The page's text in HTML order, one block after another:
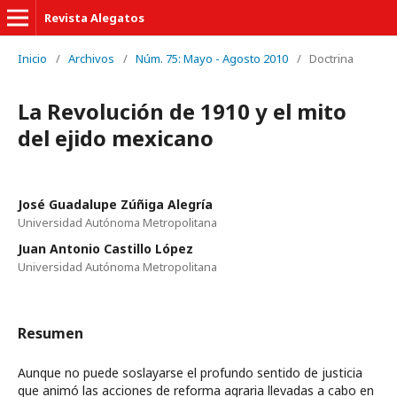
Revista Alegatos
Inicio / Archivos / Núm. 75: Mayo - Agosto 2010 / Doctrina
La Revolución de 1910 y el mito
del ejido mexicano
José Guadalupe Zúñiga Alegría
Universidad Autónoma Metropolitana
Juan Antonio Castillo López
Universidad Autónoma Metropolitana
Resumen
Aunque no puede soslayarse el profundo sentido de justicia
que animó las acciones de reforma agraria llevadas a cabo en